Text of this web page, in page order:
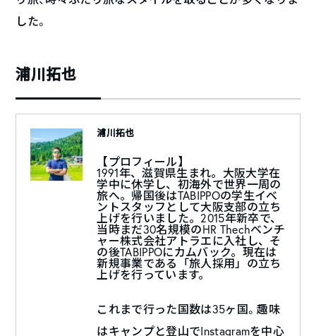
した。
浦川拓也
浦川拓也
【プロフィール】
1991年、滋賀県生まれ。大阪大学在
学中に休学し、初海外で世界一周の
旅へ。帰国後はTABIPPOの学生イベ
ントスタッフとして大阪支部の立ち
上げを行いました。2015年新卒で、
当時まだ30名規模のHR Thechベンチ
ャー株式会社アトラエに入社し、そ
の後TABIPPOにカムバック。現在は
新規事業である「旅人採用」の立ち
上げを行っています。
これまで行った国数は35ヶ国。趣味
はキャンプと登山でInstagramを中心